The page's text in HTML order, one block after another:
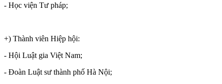
- Học viện Tư pháp;
+) Thành viên Hiệp hội:
- Hội Luật gia Việt Nam;
- Đoàn Luật sư thành phố Hà Nội;